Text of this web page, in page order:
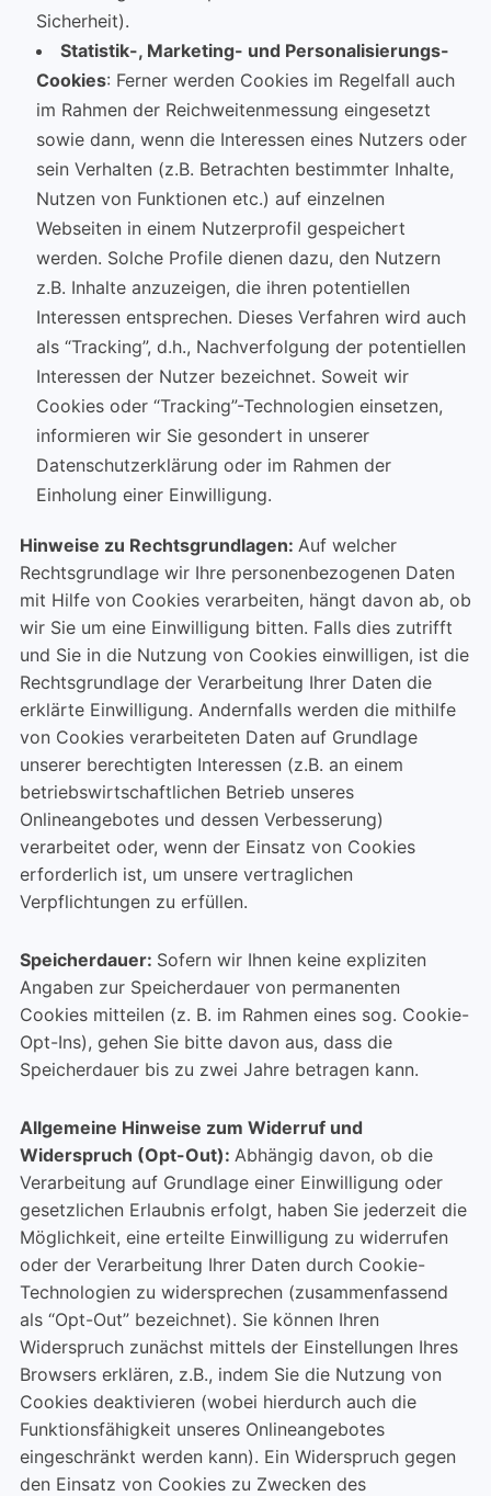
Sicherheit).
Statistik-, Marketing- und Personalisierungs-
Cookies: Ferner werden Cookies im Regelfall auch
im Rahmen der Reichweitenmessung eingesetzt
sowie dann, wenn die Interessen eines Nutzers oder
sein Verhalten (z.B. Betrachten bestimmter Inhalte,
Nutzen von Funktionen etc.) auf einzelnen
Webseiten in einem Nutzerprofil gespeichert
werden. Solche Profile dienen dazu, den Nutzern
z.B. Inhalte anzuzeigen, die ihren potentiellen
Interessen entsprechen. Dieses Verfahren wird auch
als “Tracking”, d.h., Nachverfolgung der potentiellen
Interessen der Nutzer bezeichnet. Soweit wir
Cookies oder “Tracking”-Technologien einsetzen,
informieren wir Sie gesondert in unserer
Datenschutzerklärung oder im Rahmen der
Einholung einer Einwilligung.
Hinweise zu Rechtsgrundlagen: Auf welcher
Rechtsgrundlage wir Ihre personenbezogenen Daten
mit Hilfe von Cookies verarbeiten, hängt davon ab, ob
wir Sie um eine Einwilligung bitten. Falls dies zutrifft
und Sie in die Nutzung von Cookies einwilligen, ist die
Rechtsgrundlage der Verarbeitung Ihrer Daten die
erklärte Einwilligung. Andernfalls werden die mithilfe
von Cookies verarbeiteten Daten auf Grundlage
unserer berechtigten Interessen (z.B. an einem
betriebswirtschaftlichen Betrieb unseres
Onlineangebotes und dessen Verbesserung)
verarbeitet oder, wenn der Einsatz von Cookies
erforderlich ist, um unsere vertraglichen
Verpflichtungen zu erfüllen.
Speicherdauer: Sofern wir Ihnen keine expliziten
Angaben zur Speicherdauer von permanenten
Cookies mitteilen (z. B. im Rahmen eines sog. Cookie-
Opt-Ins), gehen Sie bitte davon aus, dass die
Speicherdauer bis zu zwei Jahre betragen kann.
Allgemeine Hinweise zum Widerruf und
Widerspruch (Opt-Out): Abhängig davon, ob die
Verarbeitung auf Grundlage einer Einwilligung oder
gesetzlichen Erlaubnis erfolgt, haben Sie jederzeit die
Möglichkeit, eine erteilte Einwilligung zu widerrufen
oder der Verarbeitung Ihrer Daten durch Cookie-
Technologien zu widersprechen (zusammenfassend
als “Opt-Out” bezeichnet). Sie können Ihren
Widerspruch zunächst mittels der Einstellungen Ihres
Browsers erklären, z.B., indem Sie die Nutzung von
Cookies deaktivieren (wobei hierdurch auch die
Funktionsfähigkeit unseres Onlineangebotes
eingeschränkt werden kann). Ein Widerspruch gegen
den Einsatz von Cookies zu Zwecken des